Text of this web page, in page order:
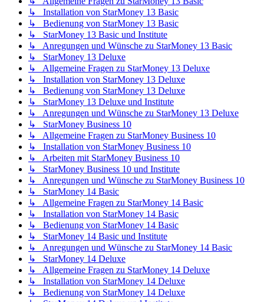
↳ Installation von StarMoney 13 Basic
↳ Bedienung von StarMoney 13 Basic
↳ StarMoney 13 Basic und Institute
↳ Anregungen und Wünsche zu StarMoney 13 Basic
↳ StarMoney 13 Deluxe
↳ Allgemeine Fragen zu StarMoney 13 Deluxe
↳ Installation von StarMoney 13 Deluxe
↳ Bedienung von StarMoney 13 Deluxe
↳ StarMoney 13 Deluxe und Institute
↳ Anregungen und Wünsche zu StarMoney 13 Deluxe
↳ StarMoney Business 10
↳ Allgemeine Fragen zu StarMoney Business 10
↳ Installation von StarMoney Business 10
↳ Arbeiten mit StarMoney Business 10
↳ StarMoney Business 10 und Institute
↳ Anregungen und Wünsche zu StarMoney Business 10
↳ StarMoney 14 Basic
↳ Allgemeine Fragen zu StarMoney 14 Basic
↳ Installation von StarMoney 14 Basic
↳ Bedienung von StarMoney 14 Basic
↳ StarMoney 14 Basic und Institute
↳ Anregungen und Wünsche zu StarMoney 14 Basic
↳ StarMoney 14 Deluxe
↳ Allgemeine Fragen zu StarMoney 14 Deluxe
↳ Installation von StarMoney 14 Deluxe
↳ Bedienung von StarMoney 14 Deluxe